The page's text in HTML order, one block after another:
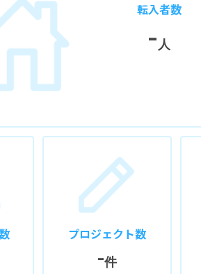
転入者数
-人
プロジェクト数
-件